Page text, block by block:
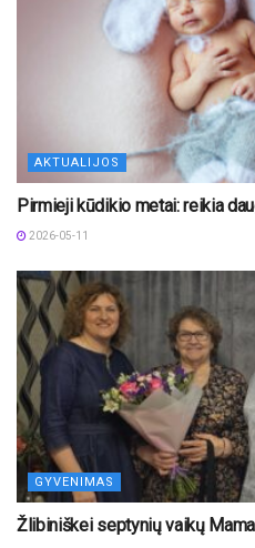
AKTUALIJOS
Pirmieji kūdikio metai: reikia
2026-05-11
GYVENIMAS
Žlibiniškei septynių vaikų